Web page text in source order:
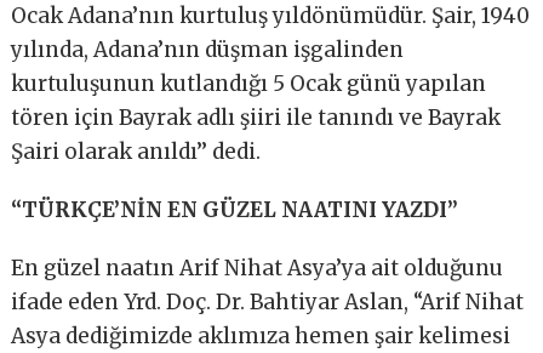
Ocak Adana’nın kurtuluş yıldönümüdür. Şair, 1940
yılında, Adana’nın düşman işgalinden
kurtuluşunun kutlandığı 5 Ocak günü yapılan
tören için Bayrak adlı şiiri ile tanındı ve Bayrak
Şairi olarak anıldı’’ dedi.
“TÜRKÇE’NİN EN GÜZEL NAATINI YAZDI’’
En güzel naatın Arif Nihat Asya’ya ait olduğunu
ifade eden Yrd. Doç. Dr. Bahtiyar Aslan, “Arif Nihat
Asya dediğimizde aklımıza hemen şair kelimesi